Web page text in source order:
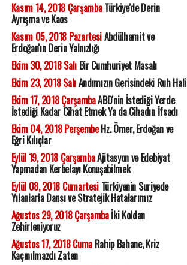
Kasım 14, 2018 ÇarşambaTürkiye'de Derin
Ayrışma ve Kaos
Kasım 05, 2018 PazartesiAbdülhamit ve
Erdoğan'ın Derin Yalnızlığı
Ekim 30, 2018 SalıBir Cumhuriyet Masalı
Ekim 23, 2018 SalıAndımızın Gerisindeki Ruh Hali
Ekim 17, 2018 ÇarşambaABD'nin İstediği Yerde
İstediği Kadar Cihat Etmek Ya da Cihadın İfsadı
Ekim 04, 2018 PerşembeHz. Ömer, Erdoğan ve
Eğri Kılıçlar
Eylül 19, 2018 ÇarşambaAjitasyon ve Edebiyat
Yapmadan Kerbelayı Konuşabilmek
Eylül 08, 2018 CumartesiTürkiyenin Suriyede
Yılanlarla Dansı ve Stratejik Hatalarımız
Ağustos 29, 2018 Çarşambaİki Koldan
Zehirleniyoruz
Ağustos 17, 2018 CumaRahip Bahane, Kriz
Kaçınılmazdı Zaten